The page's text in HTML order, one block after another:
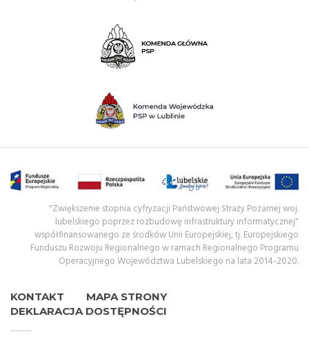
KONTAKT
MAPA STRONY
DEKLARACJA DOSTĘPNOŚCI
"Zwiększenie stopnia cyfryzacji Państwowej Straży Pożarnej woj.
lubelskiego poprzez rozbudowę infrastruktury informatycznej"
współfinansowanego ze środków Unii Europejskiej, tj. Europejskiego
Funduszu Rozwoju Regionalnego w ramach Regionalnego Programu
Operacyjnego Województwa Lubelskiego na lata 2014-2020.